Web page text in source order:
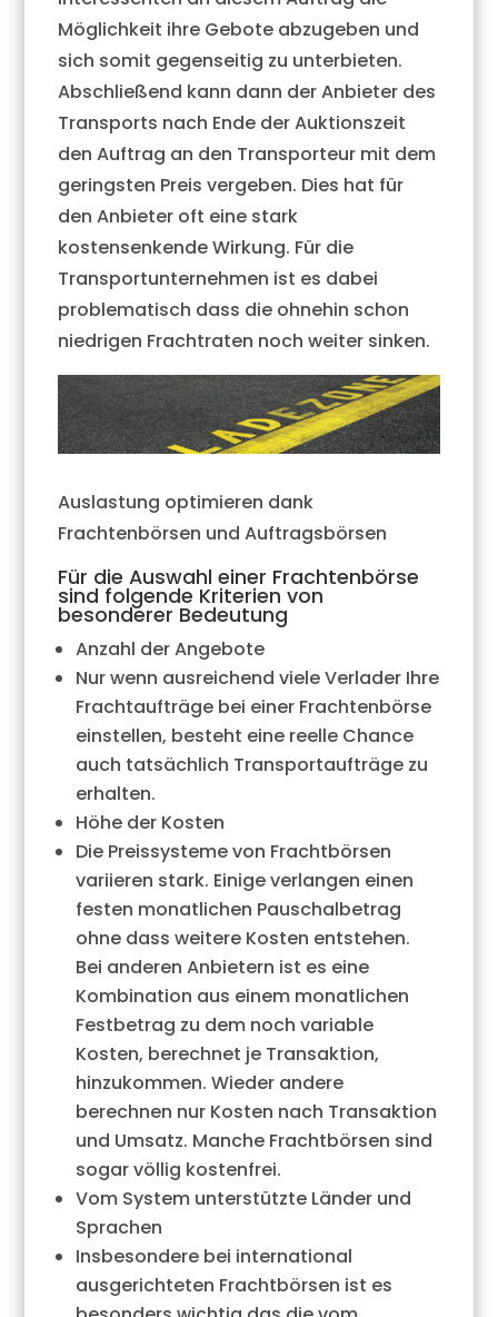
Möglichkeit ihre Gebote abzugeben und
sich somit gegenseitig zu unterbieten.
Abschließend kann dann der Anbieter des
Transports nach Ende der Auktionszeit
den Auftrag an den Transporteur mit dem
geringsten Preis vergeben. Dies hat für
den Anbieter oft eine stark
kostensenkende Wirkung. Für die
Transportunternehmen ist es dabei
problematisch dass die ohnehin schon
niedrigen Frachtraten noch weiter sinken.
Auslastung optimieren dank
Frachtenbörsen und Auftragsbörsen
Für die Auswahl einer Frachtenbörse
sind folgende Kriterien von
besonderer Bedeutung
Anzahl der Angebote
Nur wenn ausreichend viele Verlader Ihre
Frachtaufträge bei einer Frachtenbörse
einstellen, besteht eine reelle Chance
auch tatsächlich Transportaufträge zu
erhalten.
Höhe der Kosten
Die Preissysteme von Frachtbörsen
variieren stark. Einige verlangen einen
festen monatlichen Pauschalbetrag
ohne dass weitere Kosten entstehen.
Bei anderen Anbietern ist es eine
Kombination aus einem monatlichen
Festbetrag zu dem noch variable
Kosten, berechnet je Transaktion,
hinzukommen. Wieder andere
berechnen nur Kosten nach Transaktion
und Umsatz. Manche Frachtbörsen sind
sogar völlig kostenfrei.
Vom System unterstützte Länder und
Sprachen
Insbesondere bei international
ausgerichteten Frachtbörsen ist es